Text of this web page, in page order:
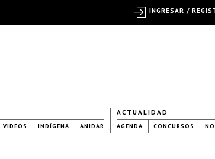
VIDEOS INDÍGENA ANIDAR
ACTUALIDAD
AGENDA CONCURSOS
INGRESAR /